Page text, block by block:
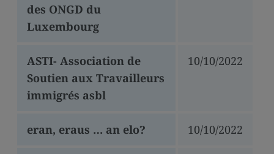
des ONGD du
Luxembourg
ASTI- Association de
Soutien aux Travailleurs
immigrés asbl
10/10/2022
eran, eraus … an elo? 10/10/2022